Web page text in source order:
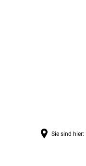
Sie sind hier: